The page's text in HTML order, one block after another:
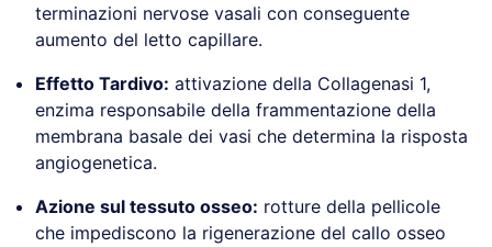
terminazioni nervose vasali con conseguente
aumento del letto capillare.
Effetto Tardivo: attivazione della Collagenasi 1,
enzima responsabile della frammentazione della
membrana basale dei vasi che determina la risposta
angiogenetica.
Azione sul tessuto osseo: rotture della pellicole
che impediscono la rigenerazione del callo osseo